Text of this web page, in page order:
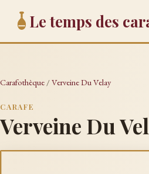
Le temps des
Carafothèque /Verveine Du Velay
CARAFE
Verveine Du